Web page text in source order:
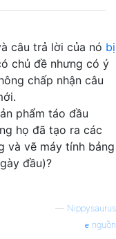
câu trả lời của nó bị
chủ đề nhưng có ý
chấp nhận câu
phẩm táo đầu
họ đã tạo ra các
và vẽ máy tính bảng
đầu)?
— Nippysaurus
nguồn